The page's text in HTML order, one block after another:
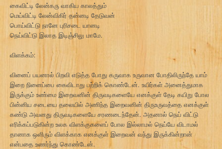
கைவிட்டி லேன்கரு வாகிய காலத்தும்
மெய்விட்டி லேன்விகிர் தன்னடி தேடுவன்
பொய்விட்டு நானே புரிசடை யானடி
நெய்விட்டு இலாத இடிஞ்சிலு மாமே.
விளக்கம்:
வினைப் பயனால் பிறவி எடுத்த போது கருவாக உருவான போதிலிருந்தே யாம்
இறை நினைப்பை கைவிடாது பற்றிக் கொண்டேன். உயிர்கள் அனைத்துமாக
இருக்கும் உண்மை இறைவனின் திருவடிகளையே எனக்குள் தேடி கயிறு போல
பின்னிய சடையை தலையில் அணிந்த இறைவனின் திருஉருவத்தை எனக்குள்
கண்டு அவனது திருவடிகளையே சரணடைந்தேன். அதனால் நெய் விட்டு
எரிக்கப்படுகின்ற உலக விளக்குகளைப் போல இல்லாமல் நெய்யே விடாமல்
தானாக ஒளிரும் விளக்காக எனக்குள் இறைவன் வந்து இருக்கின்றான்
என்பதை உணர்ந்து கொண்டேன்.